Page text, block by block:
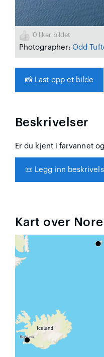
0 liker bildet
Photographer:Odd
📸 Last opp et bilde
Beskrivelser
Er du kjent i farvannet
📜 Legg inn
Kart over